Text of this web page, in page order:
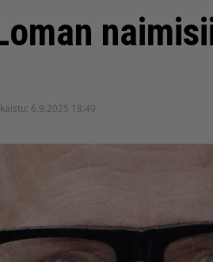
6.9.2025 18:49